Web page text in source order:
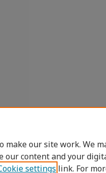
make our site work. We
content and your
settings link. For